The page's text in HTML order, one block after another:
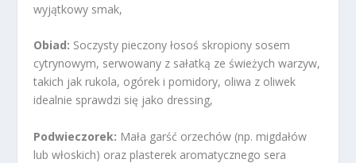
wyjątkowy smak,
Obiad: Soczysty pieczony łosoś skropiony sosem
cytrynowym, serwowany z sałatką ze świeżych warzyw,
takich jak rukola, ogórek i pomidory, oliwa z oliwek
idealnie sprawdzi się jako dressing,
Podwieczorek: Mała garść orzechów (np. migdałów
lub włoskich) oraz plasterek aromatycznego sera